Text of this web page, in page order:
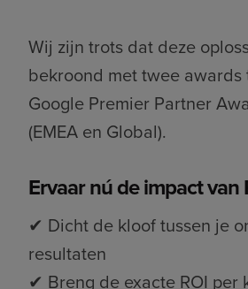
Wij zijn trots dat deze
bekroond met twee
Google Premier Partner
(EMEA en Global).
Ervaar nú de impact van
✔ Dicht de kloof tussen je
resultaten
✔ Breng de exacte ROI per